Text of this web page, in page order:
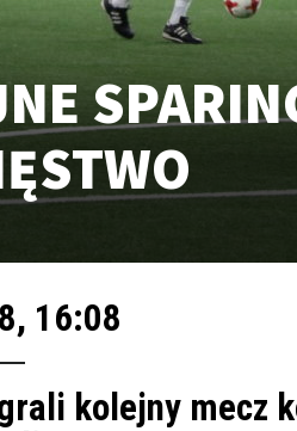
16:08
kolejny mecz